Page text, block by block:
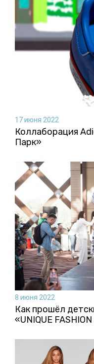
17 июня 2022
Коллаборация
Парк»
8 июня 2022
Как прошёл
«UNIQUE FASHION